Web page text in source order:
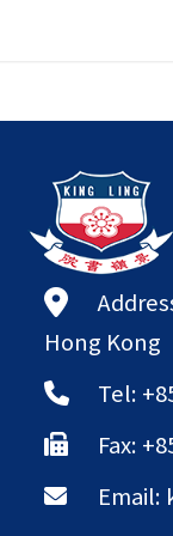
Hong Kong
Tel:
Fax:
Email: